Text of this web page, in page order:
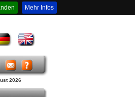
Mehr Infos
2026